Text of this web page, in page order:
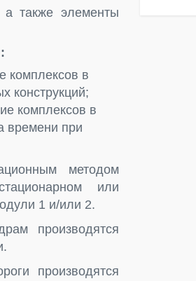
также элементы
комплексов в
конструкций;
комплексов в
времени при
методом
или
1 и/или 2.
производятся
производятся